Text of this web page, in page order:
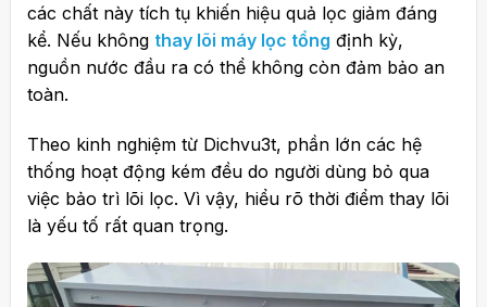
các chất này tích tụ khiến hiệu quả lọc giảm đáng
kể. Nếu không thay lõi máy lọc tổng định kỳ,
nguồn nước đầu ra có thể không còn đảm bảo an
toàn.
Theo kinh nghiệm từ Dichvu3t, phần lớn các hệ
thống hoạt động kém đều do người dùng bỏ qua
việc bảo trì lõi lọc. Vì vậy, hiểu rõ thời điểm thay lõi
là yếu tố rất quan trọng.